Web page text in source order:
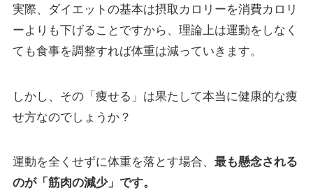
実際、ダイエットの基本は摂取カロリーを消費カロリ
ーよりも下げることですから、理論上は運動をしなく
ても食事を調整すれば体重は減っていきます。
しかし、その「痩せる」は果たして本当に健康的な痩
せ方なのでしょうか？
運動を全くせずに体重を落とす場合、 最も懸念される
のが「筋肉の減少」です。